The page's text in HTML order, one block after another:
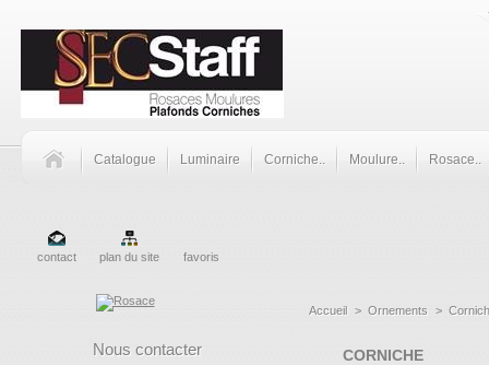
Catalogue Luminaire Corniche.. Moulure.. Rosace..
contact plan du site favoris
Nous contacter
Accueil > Ornements >
CORNICHE